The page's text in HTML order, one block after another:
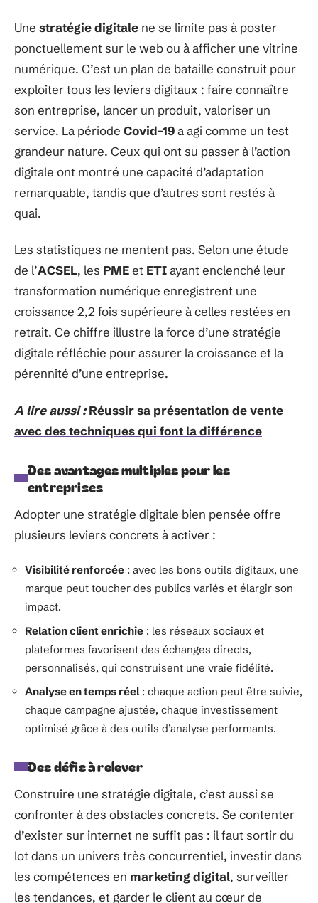
Une stratégie digitale ne se limite pas à poster
ponctuellement sur le web ou à afficher une vitrine
numérique. C’est un plan de bataille construit pour
exploiter tous les leviers digitaux : faire connaître
son entreprise, lancer un produit, valoriser un
service. La période Covid-19a agi comme un test
grandeur nature. Ceux qui ont su passer à l’action
digitale ont montré une capacité d’adaptation
remarquable, tandis que d’autres sont restés à
quai.
Les statistiques ne mentent pas. Selon une étude
de l’ACSEL, les PMEet ETIayant enclenché leur
transformation numérique enregistrent une
croissance 2,2 fois supérieure à celles restées en
retrait. Ce chiffre illustre la force d’une stratégie
digitale réfléchie pour assurer la croissance et la
pérennité d’une entreprise.
A lire aussi : Réussir sa présentation de vente
avec des techniques qui font la différence
Des avantages multiples pour les
entreprises
Adopter une stratégie digitale bien pensée offre
plusieurs leviers concrets à activer :
Visibilité renforcée : avec les bons outils digitaux, une
marque peut toucher des publics variés et élargir son
impact.
Relation client enrichie : les réseaux sociaux et
plateformes favorisent des échanges directs,
personnalisés, qui construisent une vraie fidélité.
Analyse en temps réel: chaque action peut être suivie,
chaque campagne ajustée, chaque investissement
optimisé grâce à des outils d’analyse performants.
Des défis à relever
Construire une stratégie digitale, c’est aussi se
confronter à des obstacles concrets. Se contenter
d’exister sur internet ne suffit pas : il faut sortir du
lot dans un univers très concurrentiel, investir dans
les compétences en marketing digital, surveiller
les tendances, et garder le client au cœur de